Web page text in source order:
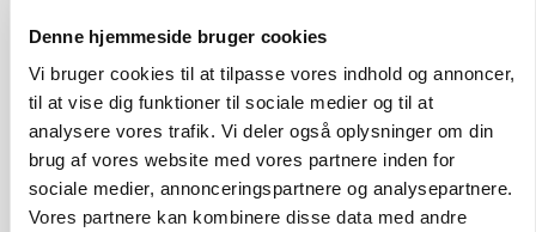
Denne hjemmeside bruger cookies
Vi bruger cookies til at tilpasse vores indhold og annoncer,
til at vise dig funktioner til sociale medier og til at
analysere vores trafik. Vi deler også oplysninger om din
brug af vores website med vores partnere inden for
sociale medier, annonceringspartnere og analysepartnere.
Vores partnere kan kombinere disse data med andre